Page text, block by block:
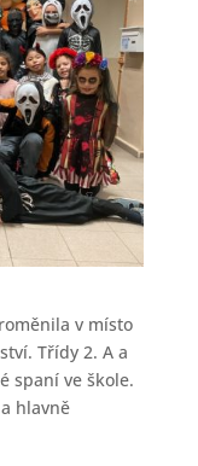
v místo
Třídy 2. A a
spaní ve škole.
hlavně